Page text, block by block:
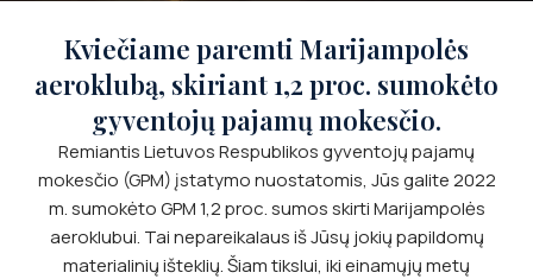
Kviečiame paremti Marijampolės
aeroklubą, skiriant 1,2 proc. sumokėto
gyventojų pajamų mokesčio.
Remiantis Lietuvos Respublikos gyventojų pajamų
mokesčio (GPM) įstatymo nuostatomis, Jūs galite 2022
m. sumokėto GPM 1,2 proc. sumos skirti Marijampolės
aeroklubui. Tai nepareikalaus iš Jūsų jokių papildomų
materialinių išteklių. Šiam tikslui, iki einamųjų metų